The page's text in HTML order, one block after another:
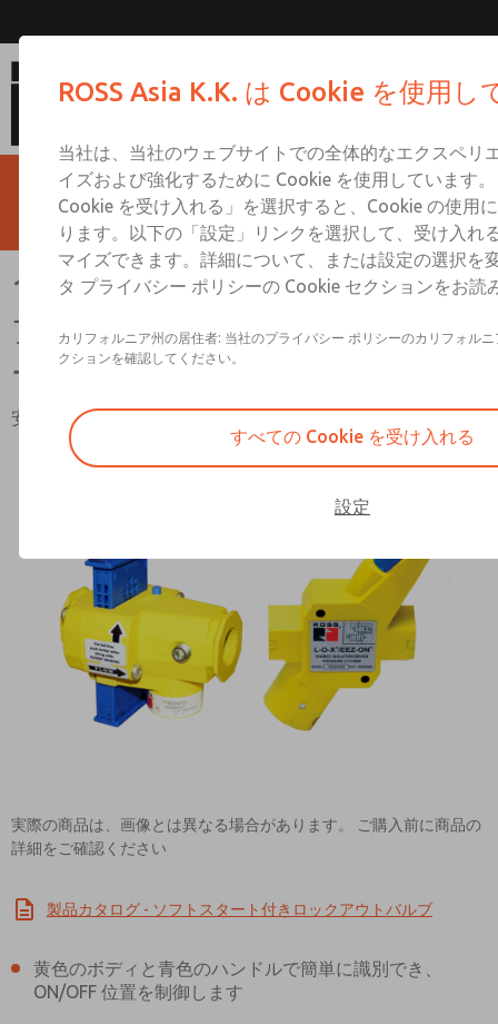
15 シリーズ マニュアル ロック
アウト L-O-X バルブ (ソフトスタ
ート EEZ-ON 付き)
安全カテゴリー 1、PL c
実際の商品は、画像とは異なる場合があります。 ご購入前に商品の
詳細をご確認ください
製品カタログ - ソフトスタート付きロックアウトバルブ
黄色のボディと青色のハンドルで簡単に識別でき、
ON/OFF 位置を制御します
15 シリーズ マニュアル ロックアウト
フトスタート EEZ-ON 付
Contact ROSS Asia K.K. for
ROSS Asia K.K. は Cookie を使用し
当社は、当社のウェブサイトでの全体的なエクスペリ
イズおよび強化するために Cookie を使用しています
Cookie を受け入れる」を選択すると、Cookie の使用
ります。以下の「設定」リンクを選択して、受け入れ
マイズできます。詳細について、または設定の選択を
タ プライバシー ポリシーの Cookie セクションをお読
カリフォルニア州の居住者: 当社のプライバシー ポリシーのカリフォル
クションを確認してください。
すべての Cookie を受け入れる
設定